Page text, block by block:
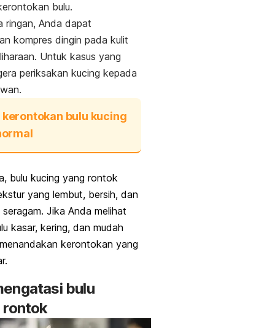
bulu.
ringan, Anda dapat
kompres dingin pada kulit
Untuk kasus yang
periksakan kucing kepada
kerontokan bulu kucing
bulu kucing yang rontok
yang lembut, bersih, dan
Jika Anda melihat
kasar, kering, dan mudah
kerontokan yang
bulu
rontok